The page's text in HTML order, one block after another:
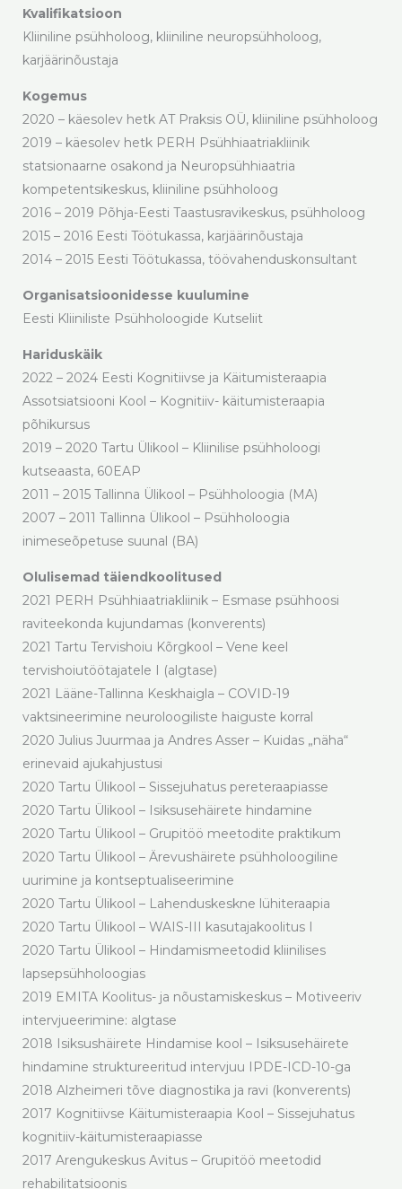
Kvalifikatsioon
Kliiniline psühholoog, kliiniline neuropsühholoog,
karjäärinõustaja
Kogemus
2020 – käesolev hetk AT Praksis OÜ, kliiniline psühholoog
2019 – käesolev hetk PERH Psühhiaatriakliinik
statsionaarne osakond ja Neuropsühhiaatria
kompetentsikeskus, kliiniline psühholoog
2016 – 2019 Põhja-Eesti Taastusravikeskus, psühholoog
2015 – 2016 Eesti Töötukassa, karjäärinõustaja
2014 – 2015 Eesti Töötukassa, töövahenduskonsultant
Organisatsioonidesse kuulumine
Eesti Kliiniliste Psühholoogide Kutseliit
Hariduskäik
2022 – 2024 Eesti Kognitiivse ja Käitumisteraapia
Assotsiatsiooni Kool – Kognitiiv- käitumisteraapia
põhikursus
2019 – 2020 Tartu Ülikool – Kliinilise psühholoogi
kutseaasta, 60EAP
2011 – 2015 Tallinna Ülikool – Psühholoogia (MA)
2007 – 2011 Tallinna Ülikool – Psühholoogia
inimeseõpetuse suunal (BA)
Olulisemad täiendkoolitused
2021 PERH Psühhiaatriakliinik – Esmase psühhoosi
raviteekonda kujundamas (konverents)
2021 Tartu Tervishoiu Kõrgkool – Vene keel
tervishoiutöötajatele I (algtase)
2021 Lääne-Tallinna Keskhaigla – COVID-19
vaktsineerimine neuroloogiliste haiguste korral
2020 Julius Juurmaa ja Andres Asser – Kuidas „näha“
erinevaid ajukahjustusi
2020 Tartu Ülikool – Sissejuhatus pereteraapiasse
2020 Tartu Ülikool – Isiksusehäirete hindamine
2020 Tartu Ülikool – Grupitöö meetodite praktikum
2020 Tartu Ülikool – Ärevushäirete psühholoogiline
uurimine ja kontseptualiseerimine
2020 Tartu Ülikool – Lahenduskeskne lühiteraapia
2020 Tartu Ülikool – WAIS-III kasutajakoolitus I
2020 Tartu Ülikool – Hindamismeetodid kliinilises
lapsepsühholoogias
2019 EMITA Koolitus- ja nõustamiskeskus – Motiveeriv
intervjueerimine: algtase
2018 Isiksushäirete Hindamise kool – Isiksusehäirete
hindamine struktureeritud intervjuu IPDE-ICD-10-ga
2018 Alzheimeri tõve diagnostika ja ravi (konverents)
2017 Kognitiivse Käitumisteraapia Kool – Sissejuhatus
kognitiiv-käitumisteraapiasse
2017 Arengukeskus Avitus – Grupitöö meetodid
rehabilitatsioonis